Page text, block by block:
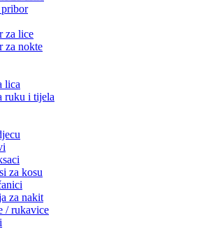
za lice
za nokte
lica
ruku i tijela
za kosu
za nakit
/ rukavice